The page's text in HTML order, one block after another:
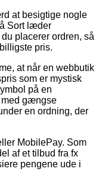
at besigtige nogle
Sort læder
placerer ordren, så
pris.
at når en webbutik
som er mystisk
på en
med gængse
en ordning, der
MobilePay. Som
af et tilbud fra fx
pengene ude i